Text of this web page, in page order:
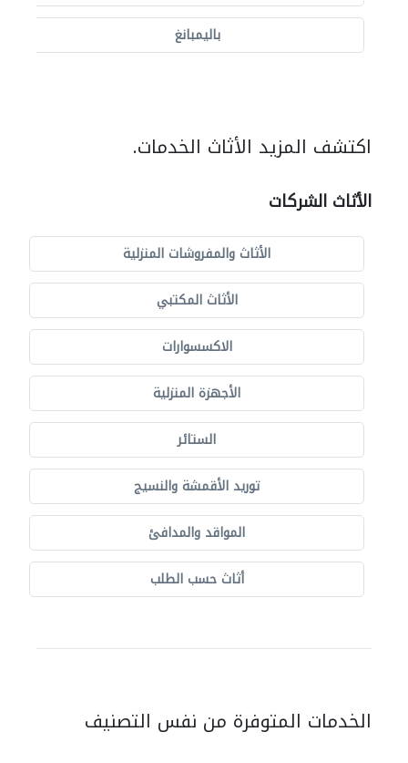
باليمبانغ
اكتشف المزيد الأثاث الخدمات.
الأثاث الشركات
الأثاث والمفروشات المنزلية
الأثاث المكتبي
الاكسسوارات
الأجهزة المنزلية
الستائر
توريد الأقمشة والنسيج
المواقد والمدافئ
أثاث حسب الطلب
الخدمات المتوفرة من نفس التصنيف